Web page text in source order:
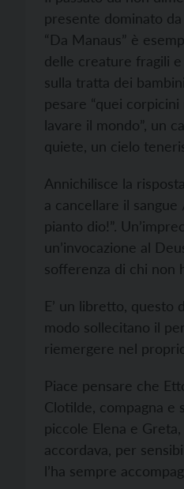
presente dominato
“Da Manaus” è
delle creature fragili
sulla tratta dei
pesare “quei
lavare il mondo”, un
quiete, un cielo
Annichilisce la
a cancellare il
pianto dio!”.
un’invocazione al
sofferenza di chi non
E’ un libretto,
modo sollecitano il
riemergere nel
Piace pensare che
Clotilde, compagna e
piccole Elena e
accordava, per
l’ha sempre